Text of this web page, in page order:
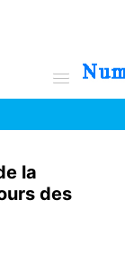
la
des